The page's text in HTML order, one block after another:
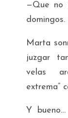
—Que no
Marta
juzgar
velas
extrema”
Y